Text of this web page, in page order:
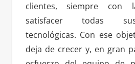
clientes, siempre con
satisfacer todas
tecnológicas. Con ese
deja de crecer y, en gran